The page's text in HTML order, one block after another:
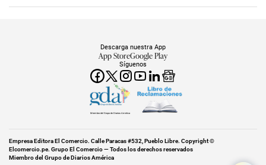
Síguenos
Descarga nuestra App
App StoreGoogle Play
Miembro del Grupo de Diarios América
Empresa Editora El Comercio. Calle Paracas #532, Pueblo Libre. Copyright ©
Elcomercio.pe. Grupo El Comercio — Todos los derechos reservados
Miembro del Grupo de Diarios América